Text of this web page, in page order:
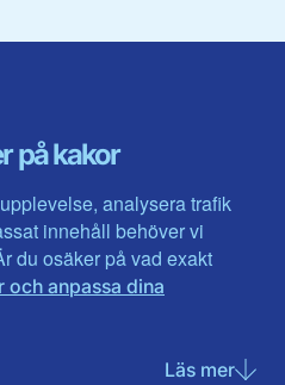
på kakor
analysera trafik
innehåll behöver vi
du osäker på vad exakt
och anpassa dina
Läs merom
Värmlands län
Västerbotten
Västra Götaland
Västernorrland
Västmanland
Örebro län
Östergötland